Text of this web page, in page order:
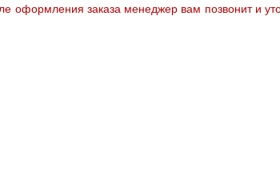
оформления заказа менеджер вам позвонит и